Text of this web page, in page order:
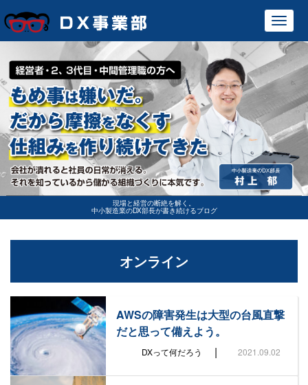
現場と経営の断絶を解く。
中小製造業のDX部長が書き続けるブログ
オンライン
AWSの障害発生は大型の台風直撃
だと思って備えよう。
DXって何だろう | 2021.09.02